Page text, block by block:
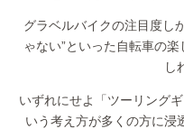
グラベルバイクの注目度し
ゃない”といった自転車の
し
いずれにせよ「ツーリング
いう考え方が多くの方に浸